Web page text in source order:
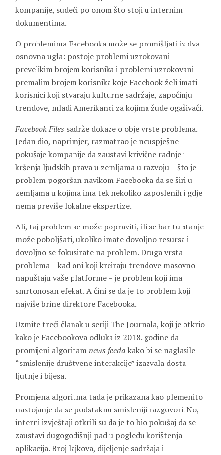
kompanije, sudeći po onom što stoji u internim
dokumentima.
O problemima Facebooka može se promišljati iz dva
osnovna ugla: postoje problemi uzrokovani
prevelikim brojem korisnika i problemi uzrokovani
premalim brojem korisnika koje Facebook želi imati –
korisnici koji stvaraju kulturne sadržaje, započinju
trendove, mladi Amerikanci za kojima žude ogašivači.
Facebook Files sadrže dokaze o obje vrste problema.
Jedan dio, naprimjer, razmatrao je neuspješne
pokušaje kompanije da zaustavi krivične radnje i
kršenja ljudskih prava u zemljama u razvoju – što je
problem pogoršan navikom Facebooka da se širi u
zemljama u kojima ima tek nekoliko zaposlenih i gdje
nema previše lokalne ekspertize.
Ali, taj problem se može popraviti, ili se bar tu stanje
može poboljšati, ukoliko imate dovoljno resursa i
dovoljno se fokusirate na problem. Druga vrsta
problema – kad oni koji kreiraju trendove masovno
napuštaju vaše platforme – je problem koji ima
smrtonosan efekat. A čini se da je to problem koji
najviše brine direktore Facebooka.
Uzmite treći članak u seriji The Journala, koji je otkrio
kako je Facebookova odluka iz 2018. godine da
promijeni algoritamnews feeda kako bi se naglasile
“smislenije društvene interakcije” izazvala dosta
ljutnje i bijesa.
Promjena algoritma tada je prikazana kao plemenito
nastojanje da se podstaknu smisleniji razgovori. No,
interni izvještaji otkrili su da je to bio pokušaj da se
zaustavi dugogodišnji pad u pogledu korištenja
aplikacija. Broj lajkova, dijeljenje sadržaja i